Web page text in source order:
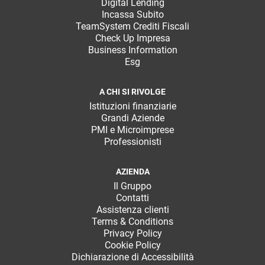
Digital Lending
Incassa Subito
TeamSystem Crediti Fiscali
Check Up Impresa
Business Information
Esg
A CHI SI RIVOLGE
Istituzioni finanziarie
Grandi Aziende
PMI e Microimprese
Professionisti
AZIENDA
Il Gruppo
Contatti
Assistenza clienti
Terms & Conditions
Privacy Policy
Cookie Policy
Dichiarazione di Accessibilità